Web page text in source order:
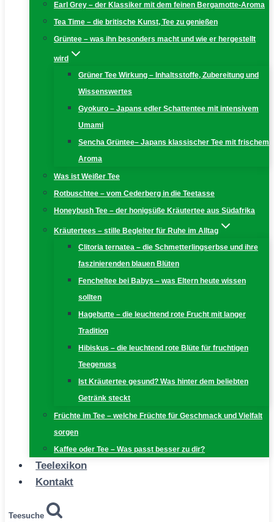
Earl Grey – der Klassiker mit dem feinen Bergamotte-Aroma
Tea Time – die britische Kunst, Tee zu genießen
Grüntee – was ihn besonders macht und wie er hergestellt
wird
Grüner Tee Wirkung – Inhaltsstoffe, Zubereitung und
Wissenswertes
Gyokuro – Japans edler Schattentee mit intensivem
Umami
Sencha Grüntee– Japans klassischer Tee mit frischem
Aroma
Was ist Weißer Tee
Rotbuschtee – vom Cederberg in die Teetasse
Honeybush Tee – der honigsüße Kräutertee aus Südafrika
Kräutertees – stille Begleiter für Ruhe im Alltag
Clitoria ternatea – die Schmetterlingserbse und ihre
faszinierenden blauen Blüten
Fencheltee bei Babys – was Eltern heute wissen
sollten
Hagebutte – die leuchtend rote Frucht mit langer
Tradition
Hibiskus – die leuchtend rote Blüte für fruchtigen
Teegenuss
Ist Kräutertee gesund? Was hinter dem beliebten
Getränk steckt
Früchte im Tee – welche Früchte für Geschmack und Vielfalt
sorgen
Kaffee oder Tee – Was passt besser zu dir?
Teelexikon
Kontakt
Teesuche